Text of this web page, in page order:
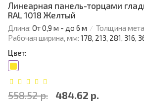
Линеарная панель-торцами
RAL 1018 Желтый
Длина: От 0,9 м - до 6 м Толщина
Рабочая ширина, мм: 178, 213, 281, 316,
Цвет:
558.52 р. 484.62 р.